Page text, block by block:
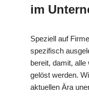
im
Speziell auf
spezifisch
bereit, damit,
gelöst werden.
aktuellen Ära